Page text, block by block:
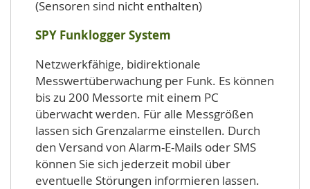
(Sensoren sind nicht enthalten)
SPY Funklogger System
Netzwerkfähige, bidirektionale
Messwertüberwachung per Funk. Es können
bis zu 200 Messorte mit einem PC
überwacht werden. Für alle Messgrößen
lassen sich Grenzalarme einstellen. Durch
den Versand von Alarm-E-Mails oder SMS
können Sie sich jederzeit mobil über
eventuelle Störungen informieren lassen.